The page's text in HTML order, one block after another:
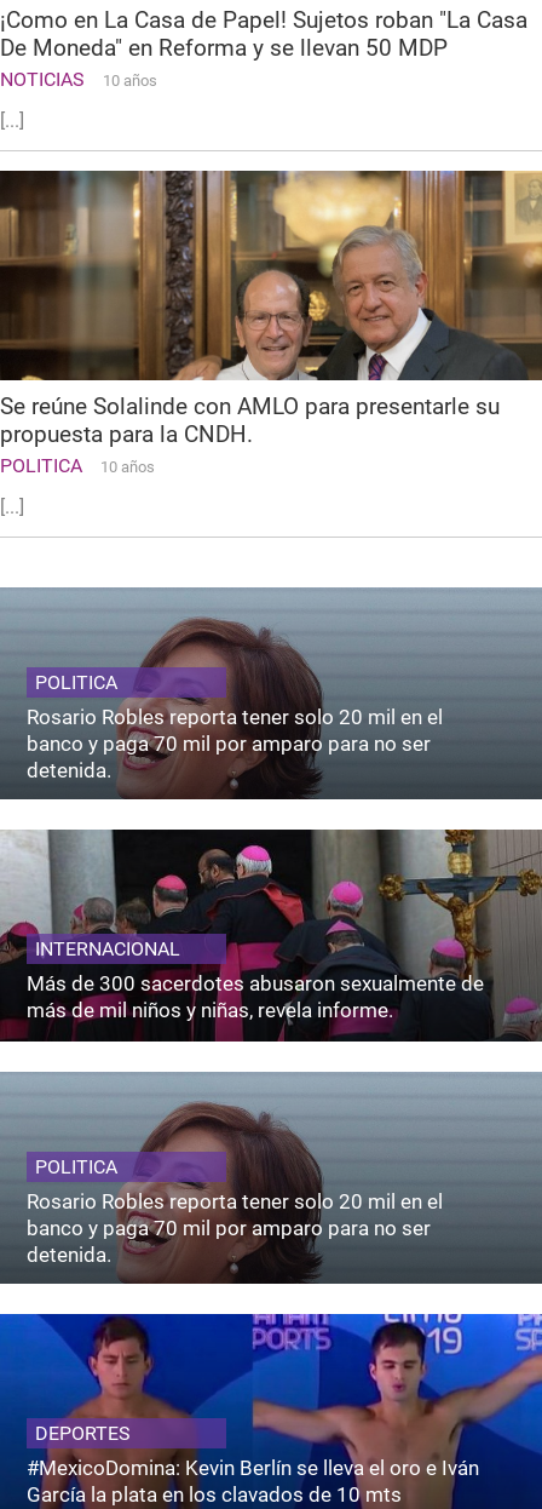
¡Como en La Casa de Papel! Sujetos roban "La Casa
De Moneda" en Reforma y se llevan 50 MDP
NOTICIAS 10 años
[...]
Se reúne Solalinde con AMLO para presentarle su
propuesta para la CNDH.
POLITICA 10 años
[...]
POLITICA
Rosario Robles reporta tener solo 20 mil en el
banco y paga 70 mil por amparo para no ser
detenida.
INTERNACIONAL
Más de 300 sacerdotes abusaron sexualmente de
más de mil niños y niñas, revela informe.
POLITICA
Rosario Robles reporta tener solo 20 mil en el
banco y paga 70 mil por amparo para no ser
detenida.
DEPORTES
#MexicoDomina: Kevin Berlín se lleva el oro e Iván
García la plata en los clavados de 10 mts